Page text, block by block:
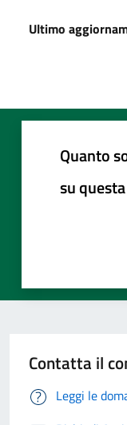
Ultimo
Quanto
su
Contatta il
Leggi le